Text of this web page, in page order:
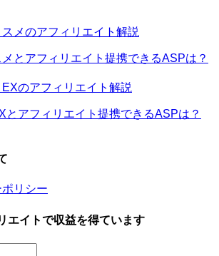
メとアフィリエイト提携できるASPは？
とアフィリエイト提携できるASPは？
リシー
エイトで収益を得ています